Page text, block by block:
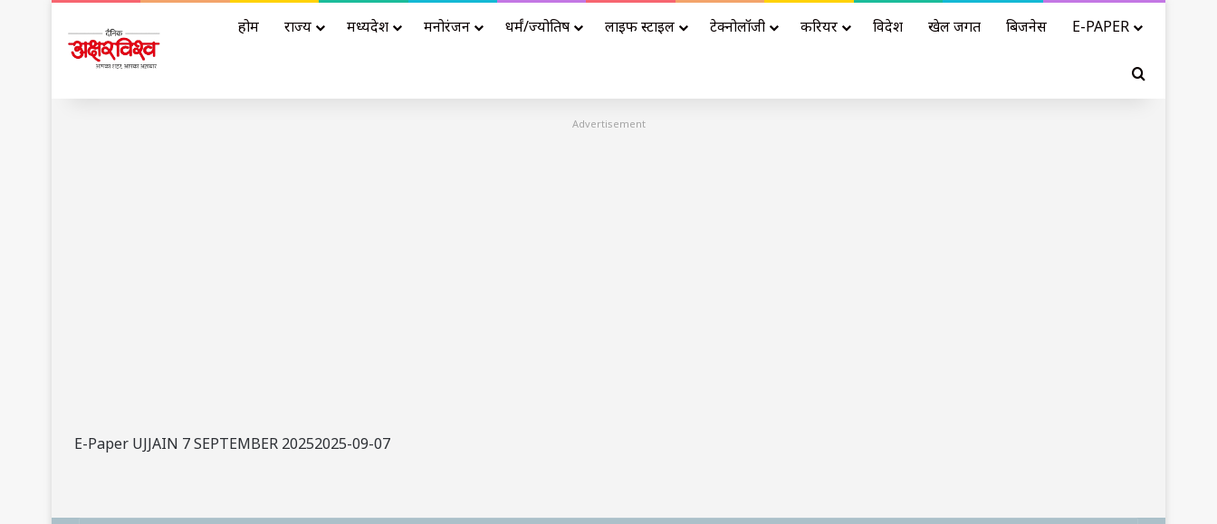
होम राज्य मध्यप्रदेश मनोरंजन धर्मं/ज्योतिष लाइफ स्टाइल टेक्नोलॉजी करियर विदेश खेल जगत बिजनेस E-PAPER
Search for
Advertisement
E-Paper UJJAIN 7 SEPTEMBER 20252025-09-07